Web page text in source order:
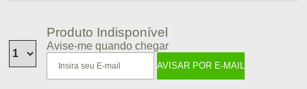
Produto Indisponível
Avise-me quando chegar